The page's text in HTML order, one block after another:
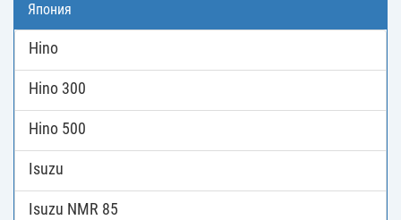
Япония
Hino
Hino 300
Hino 500
Isuzu
Isuzu NMR 85